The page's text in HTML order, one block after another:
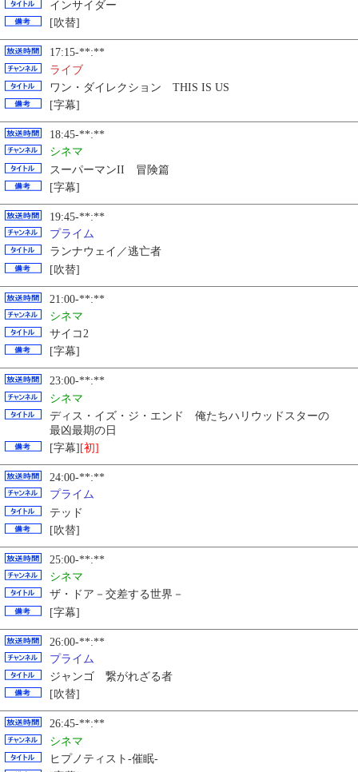
インサイダー
[吹替]
17:15-**:**
ライブ
ワン・ダイレクション THIS IS US
[字幕]
18:45-**:**
シネマ
スーパーマンII 冒険篇
[字幕]
19:45-**:**
プライム
ランナウェイ／逃亡者
[吹替]
21:00-**:**
シネマ
サイコ2
[字幕]
23:00-**:**
シネマ
ディス・イズ・ジ・エンド 俺たちハリウッドスターの
最凶最期の日
[字幕] [初]
24:00-**:**
プライム
テッド
[吹替]
25:00-**:**
シネマ
ザ・ドア－交差する世界－
[字幕]
26:00-**:**
プライム
ジャンゴ 繋がれざる者
[吹替]
26:45-**:**
シネマ
ヒプノティスト-催眠-